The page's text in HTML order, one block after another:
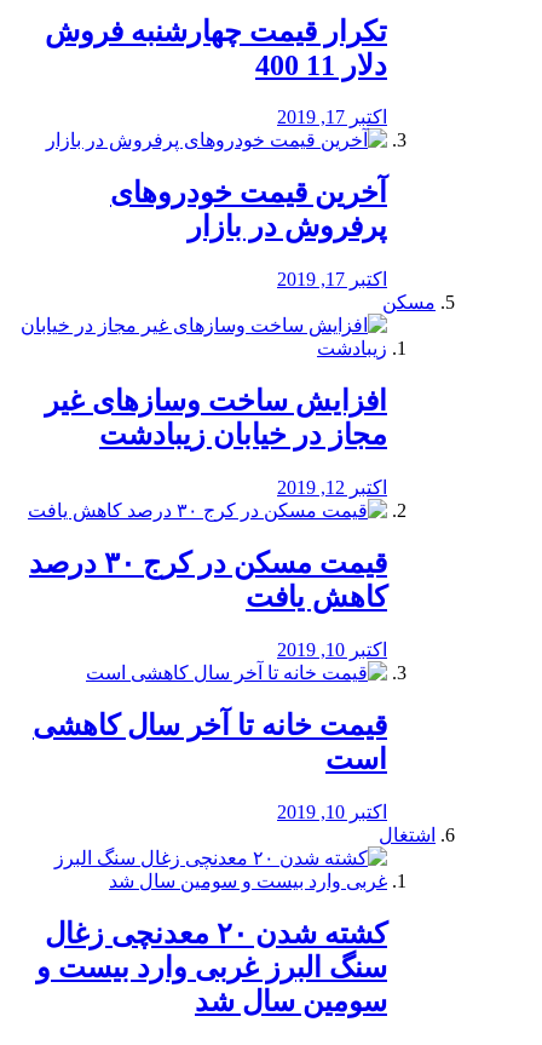
تکرار قیمت چهارشنبه فروش
دلار 11 400
اکتبر 17, 2019
آخرین قیمت خودرو‌های
پرفروش در بازار
اکتبر 17, 2019
مسکن
افزایش ساخت وسازهای غیر
مجاز در خیابان زیبادشت
اکتبر 12, 2019
️قیمت مسکن در کرج ۳۰ درصد
کاهش یافت
اکتبر 10, 2019
قیمت خانه تا آخر سال کاهشی
است
اکتبر 10, 2019
اشتغال
کشته شدن ۲۰ معدنچی زغال
سنگ البرز غربی وارد بیست و
سومین سال شد